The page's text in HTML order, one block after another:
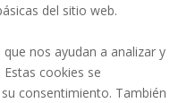
del sitio web.
nos ayudan a analizar y
cookies se
consentimiento. También